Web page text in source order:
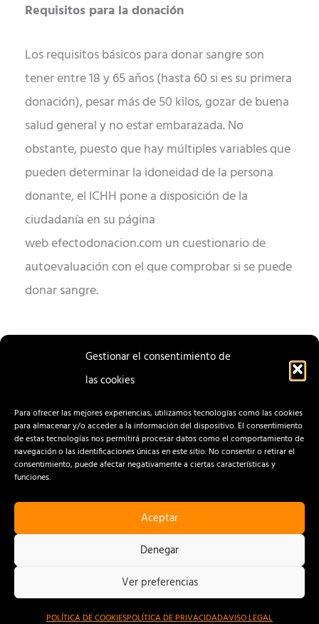
Gestionar el consentimiento de
las cookies
Para ofrecer las mejores experiencias, utilizamos tecnologías como las cookies
para almacenar y/o acceder a la información del dispositivo. El consentimiento
de estas tecnologías nos permitirá procesar datos como el comportamiento de
navegación o las identificaciones únicas en este sitio. No consentir o retirar el
consentimiento, puede afectar negativamente a ciertas características y
funciones.
Aceptar
Denegar
Ver preferencias
POLÍTICA DE COOKIESPOLÍTICA DE PRIVACIDADAVISO LEGAL
Requisitos para la donación
Los requisitos básicos para donar sangre son
tener entre 18 y 65 años (hasta 60 si es su primera
donación), pesar más de 50 kilos, gozar de buena
salud general y no estar embarazada. No
obstante, puesto que hay múltiples variables que
pueden determinar la idoneidad de la persona
donante, el ICHH pone a disposición de la
ciudadanía en su página
web efectodonacion.com un cuestionario de
autoevaluación con el que comprobar si se puede
donar sangre.
ENTRADA
CONTACTO
AVISO LEGAL
POLÍTICA DE COOKIES